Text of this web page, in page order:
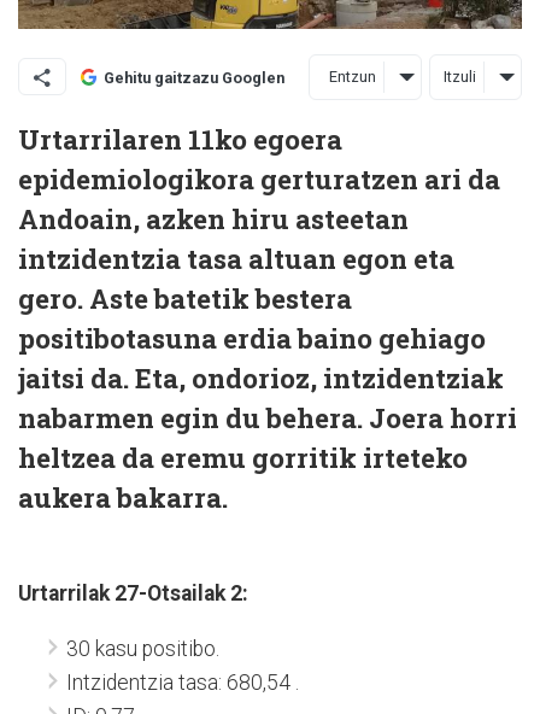
Gehitu gaitzazu Googlen Entzun Itzuli
Urtarrilaren 11ko egoera
epidemiologikora gerturatzen ari da
Andoain, azken hiru asteetan
intzidentzia tasa altuan egon eta
gero. Aste batetik bestera
positibotasuna erdia baino gehiago
jaitsi da. Eta, ondorioz, intzidentziak
nabarmen egin du behera. Joera horri
heltzea da eremu gorritik irteteko
aukera bakarra.
Urtarrilak 27-Otsailak 2:
30 kasu positibo.
Intzidentzia tasa: 680,54 .